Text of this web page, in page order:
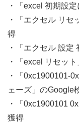
・「excel 初期設
・「エクセル リ
得
・「エクセル 設
・「excel リセッ
・「0xc1900101-
ェーズ」のGoogle
・「0xc1900101
獲得